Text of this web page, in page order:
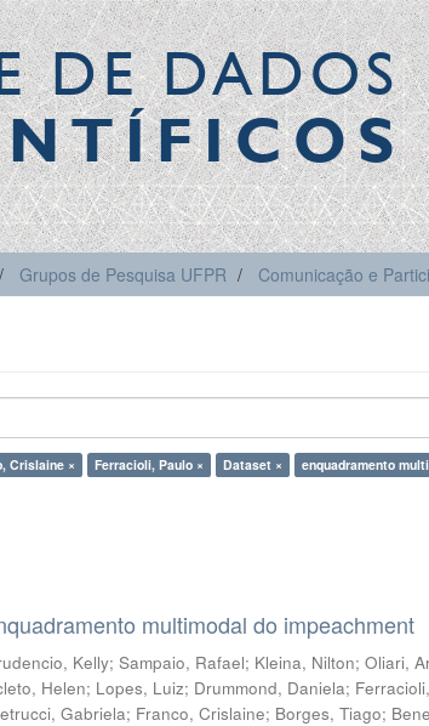
DE DADOS
Grupos de Pesquisa UFPR Comunicação e
Crislaine × Ferracioli, Paulo × Dataset ×
enquadramento
multimodal do impeachment
Kelly;Sampaio, Rafael; Kleina, Nilton;Oliari,
Helen; Lopes, Luiz; Drummond, Daniela;
Gabriela; Franco, Crislaine; Borges, Tiago;